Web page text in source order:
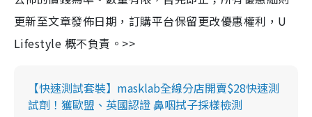
更新至文章發佈日期，訂購平台保留更改優惠權利，U
Lifestyle 概不負責。>>
【快速測試套裝】masklab全線分店開賣$28快速測
試劑！獲歐盟、英國認證 鼻咽拭子採樣檢測